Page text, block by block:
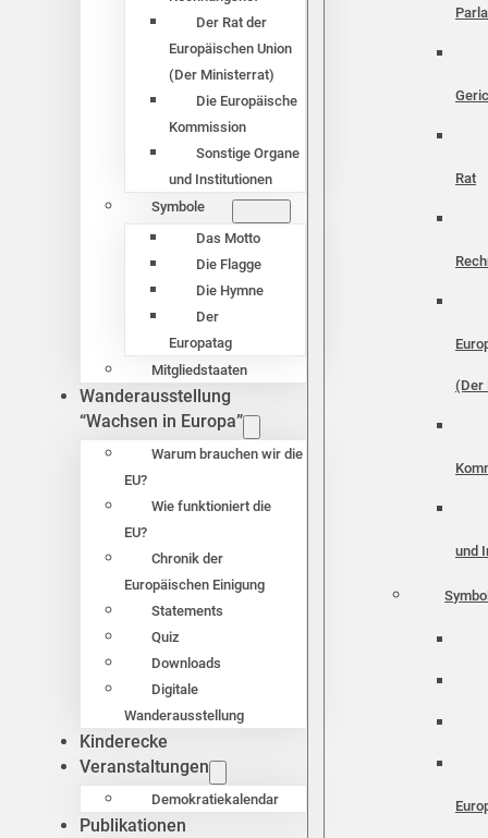
Der Rat der
Europäischen Union
(Der Ministerrat)
Die Europäische
Kommission
Sonstige Organe
und Institutionen
Symbole
Das Motto
Die Flagge
Die Hymne
Der
Europatag
Mitgliedstaaten
Wanderausstellung
“Wachsen in Europa”
Warum brauchen wir die
EU?
Wie funktioniert die
EU?
Chronik der
Europäischen Einigung
Statements
Quiz
Downloads
Digitale
Wanderausstellung
Kinderecke
Veranstaltungen
Demokratiekalendar
Publikationen
Rat
(Der
und